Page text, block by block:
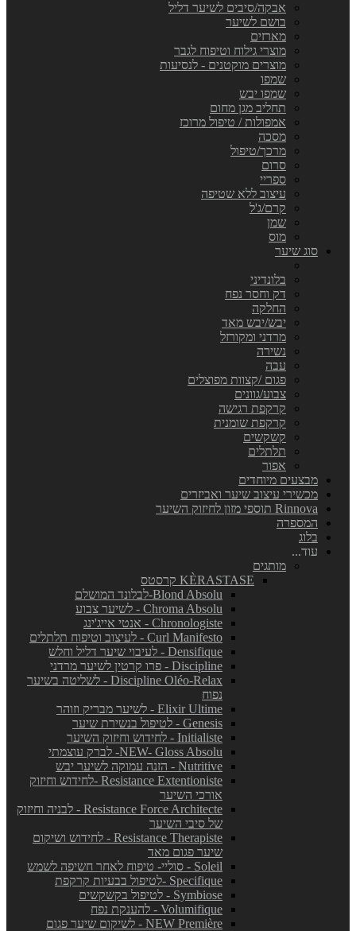
אבקה/סיבים לשיער דליל
בושם לשיער
מארזים
מוצרי גילוח וטיפוח לגבר
מוצרים מוקטנים - לנסיעות
שמפו
שמפו יבש
תחליב מגן מחום
אמפולות / טיפול מרוכז
מסכה
מרכך/טיפול
סרום
ספריי
עיצוב ללא שטיפה
קרם/ג'ל
שמן
מוס
סוג שיער
בלונדיני
דק וחסר נפח
החלקה
יבש/יבש מאד
מרדני ומקורזל
נשירה
עבה
פגום /קצוות מפוצלים
צבוע/גוונים
קרקפת רגישה
קרקפת שומנית
קשקשים
תלתלים
אפור
מבצעים מיוחדים
מכשירי עיצוב שיער ואביזרים
Rinnova תוספי מזון לחיזוק השיער
המספרה
בלוג
עוד...
מותגים
KÈRASTASE קרסטס
Blond Absolu-לבלונד המושלם
Chroma Absolu - לשיער צבוע
Chronologiste - אנטי אייג'ינג
Curl Manifesto - לעיצוב וטיפוח תלתלים
Densifique - לעיבוי שיער דליל וחלש
Discipline - פרו קרטין לשיער מרדני
Discipline Oléo-Relax - לשליטה בשיער
נפוח
Elixir Ultime - לשיער מבריק וזוהר
Genesis - לטיפול בנשירת שיער
Initialiste - לחידוש וחיזוק השיער
NEW- Gloss Absolu- לברק עוצמתי
Nutritive - הזנה עמוקה לשיער יבש
Resistance Extentioniste -לחידוש וחיזוק
אורכי השיער
Resistance Force Architecte - לבניה וחיזוק
של סיבי השיער
Resistance Therapiste - לחידוש ושיקום
שיער פגום מאד
Soleil - סוליי- טיפוח לאחר חשיפה לשמש
Specifique -לטיפול בבעיות קרקפת
Symbiose - לטיפול בקשקשים
Volumifique - להענקת נפח
NEW Première - לשיקום שיער פגום